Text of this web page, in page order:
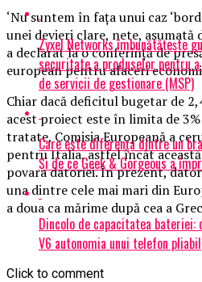
‘Nu suntem în faţa unui caz
unei devieri clare, nete, asumată
a declarat la o conferinţă de
european pentru afaceri
Chiar dacă deficitul bugetar de
acest proiect este în limita de
tratate, Comisia Europeană a
pentru Italia, astfel încât
povara datoriei. În prezent,
una dintre cele mai mari din
a doua ca mărime după cea a
Zyxel Networks îmbunătățește
securitate a produselor pentru
de servicii de gestionare (MSP)
Care este diferența dintre un
Și de ce Geek & Gorgeous a
Dincolo de capacitatea bateriei:
V6 autonomia unui telefon pliabil
Click to comment